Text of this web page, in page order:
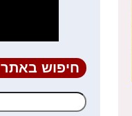
חיפוש באתר
חיפוש: